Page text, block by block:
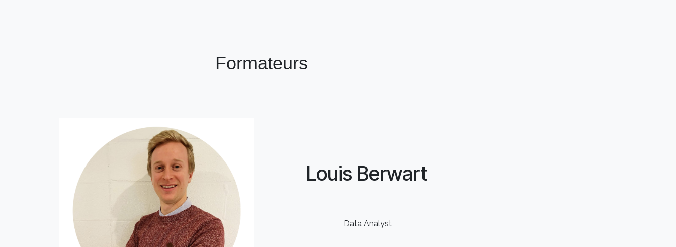
Formateurs
Louis Berwart
Data Analyst